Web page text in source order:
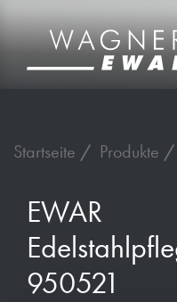
Startseite Produkte
EWAR
950521